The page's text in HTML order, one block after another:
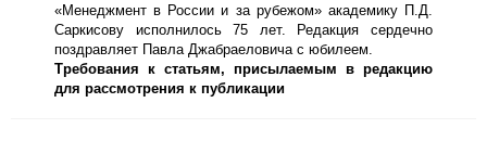
«Менеджмент в России и за рубежом» академику П.Д.
Саркисову исполнилось 75 лет. Редакция сердечно
поздравляет Павла Джабраеловича с юбилеем.
Требования к статьям, присылаемым в редакцию
для рассмотрения к публикации